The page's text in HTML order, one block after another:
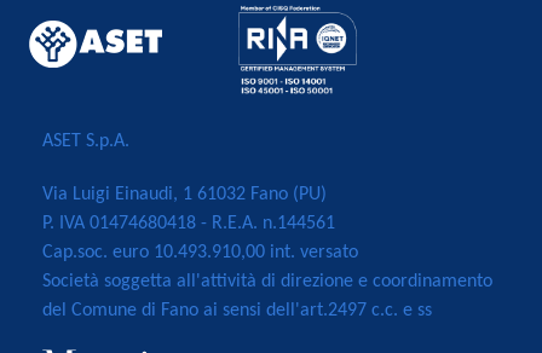
ASET S.p.A.
Via Luigi Einaudi, 1 61032 Fano (PU)
P. IVA 01474680418 - R.E.A. n.144561
Cap.soc. euro 10.493.910,00 int. versato
Società soggetta all'attività di direzione e coordinamento
del Comune di Fano ai sensi dell'art.2497 c.c. e ss